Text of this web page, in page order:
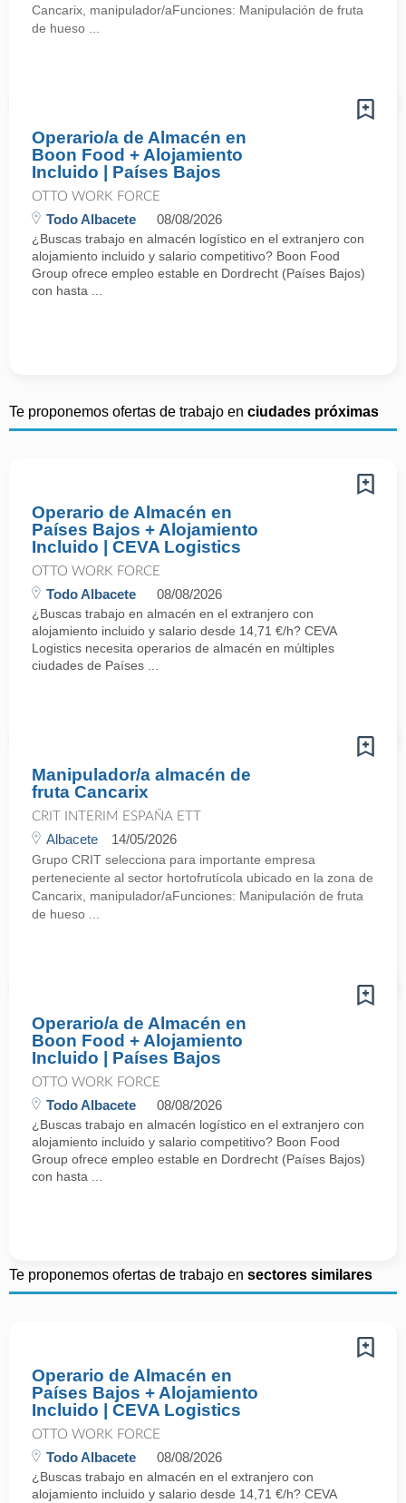
Cancarix, manipulador/aFunciones: Manipulación de fruta
de hueso ...
Operario/a de Almacén en
Boon Food + Alojamiento
Incluido | Países Bajos
OTTO WORK FORCE
Todo Albacete 08/08/2026
¿Buscas trabajo en almacén logístico en el extranjero con
alojamiento incluido y salario competitivo? Boon Food
Group ofrece empleo estable en Dordrecht (Países Bajos)
con hasta ...
Te proponemos ofertas de trabajo en ciudades próximas
Operario de Almacén en
Países Bajos + Alojamiento
Incluido | CEVA Logistics
OTTO WORK FORCE
Todo Albacete 08/08/2026
¿Buscas trabajo en almacén en el extranjero con
alojamiento incluido y salario desde 14,71 €/h? CEVA
Logistics necesita operarios de almacén en múltiples
ciudades de Países ...
Manipulador/a almacén de
fruta Cancarix
CRIT INTERIM ESPAÑA ETT
Albacete 14/05/2026
Grupo CRIT selecciona para importante empresa
perteneciente al sector hortofrutícola ubicado en la zona de
Cancarix, manipulador/aFunciones: Manipulación de fruta
de hueso ...
Operario/a de Almacén en
Boon Food + Alojamiento
Incluido | Países Bajos
OTTO WORK FORCE
Todo Albacete 08/08/2026
¿Buscas trabajo en almacén logístico en el extranjero con
alojamiento incluido y salario competitivo? Boon Food
Group ofrece empleo estable en Dordrecht (Países Bajos)
con hasta ...
Te proponemos ofertas de trabajo en sectores similares
Operario de Almacén en
Países Bajos + Alojamiento
Incluido | CEVA Logistics
OTTO WORK FORCE
Todo Albacete 08/08/2026
¿Buscas trabajo en almacén en el extranjero con
alojamiento incluido y salario desde 14,71 €/h? CEVA